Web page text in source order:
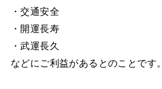
・交通安全
・開運長寿
・武運長久
などにご利益があるとのことです。